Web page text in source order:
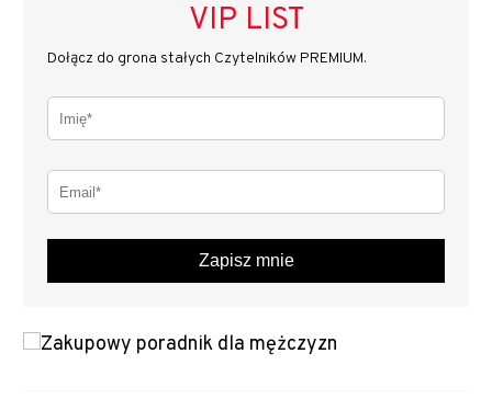
VIP LIST
Dołącz do grona stałych Czytelników PREMIUM.
Zapisz mnie